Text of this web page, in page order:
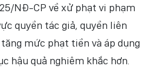
NĐ-CP về xử phạt vi phạm
quyền tác giả, quyền liên
mức phạt tiền và áp dụng
hậu quả nghiêm khắc hơn.